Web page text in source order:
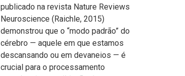
publicado na revista Nature Reviews
Neuroscience (Raichle, 2015)
demonstrou que o “modo padrão” do
cérebro — aquele em que estamos
descansando ou em devaneios — é
crucial para o processamento